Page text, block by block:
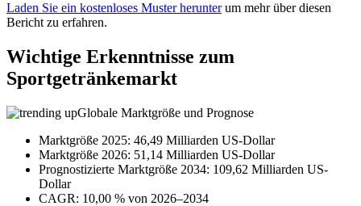
Laden Sie ein kostenloses Muster herunterum mehr über diesen
Bericht zu erfahren.
Wichtige Erkenntnisse zum
Sportgetränkemarkt
Globale Marktgröße und Prognose
Marktgröße 2025: 46,49 Milliarden US-Dollar
Marktgröße 2026: 51,14 Milliarden US-Dollar
Prognostizierte Marktgröße 2034: 109,62 Milliarden US-
Dollar
CAGR: 10,00 % von 2026–2034